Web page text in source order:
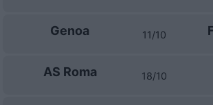
Genoa 11/10
AS Roma 18/10